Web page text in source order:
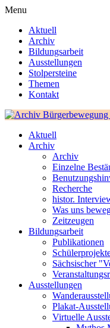
Menu
Aktuell
Archiv
Bildungsarbeit
Ausstellungen
Stolpersteine
Themen
Kontakt
Aktuell
Archiv
Archiv
Einzelne
Recherche
histor.
Was uns
Zeitzeugen
Bildungsarbeit
Publikationen
Sächsischer
Ausstellungen
Plakat-
Virtuelle